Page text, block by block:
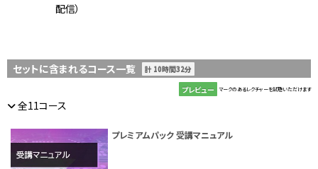
配信）
セットに含まれるコース一覧 計 10時間32分
プレビュー マークのあるレクチャーを試聴いただけます
全11コース
プレミアムパック 受講マニュアル